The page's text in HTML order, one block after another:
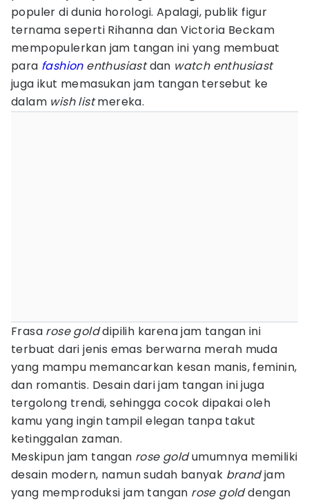
populer di dunia horologi. Apalagi, publik figur
ternama seperti Rihanna dan Victoria Beckam
mempopulerkan jam tangan ini yang membuat
para fashionenthusiastdan watch enthusiast
juga ikut memasukan jam tangan tersebut ke
dalam wish listmereka.
Frasa rose golddipilih karena jam tangan ini
terbuat dari jenis emas berwarna merah muda
yang mampu memancarkan kesan manis, feminin,
dan romantis. Desain dari jam tangan ini juga
tergolong trendi, sehingga cocok dipakai oleh
kamu yang ingin tampil elegan tanpa takut
ketinggalan zaman.
Meskipun jam tangan rose goldumumnya memiliki
desain modern, namun sudah banyak brandjam
yang memproduksi jam tangan rose golddengan